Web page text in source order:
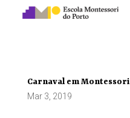
Carnaval em Montessori
Mar 3, 2019